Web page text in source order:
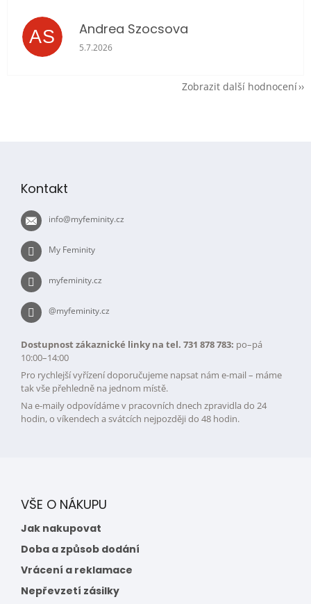
AS Andrea Szocsova
Hodnocení obchodu je 5 z 5 hvězdiček.
5.7.2026
Zobrazit další hodnocení
Kontakt
info@myfeminity.cz
My Feminity
myfeminity.cz
@myfeminity.cz
Dostupnost zákaznické linky na tel. 731 878 783: po–pá
10:00–14:00
Pro rychlejší vyřízení doporučujeme napsat nám e-mail – máme
tak vše přehledně na jednom místě.
Na e-maily odpovídáme v pracovních dnech zpravidla do 24
hodin, o víkendech a svátcích nejpozději do 48 hodin.
VŠE O NÁKUPU
Jak nakupovat
Doba a způsob dodání
Vrácení a reklamace
Nepřevzetí zásilky